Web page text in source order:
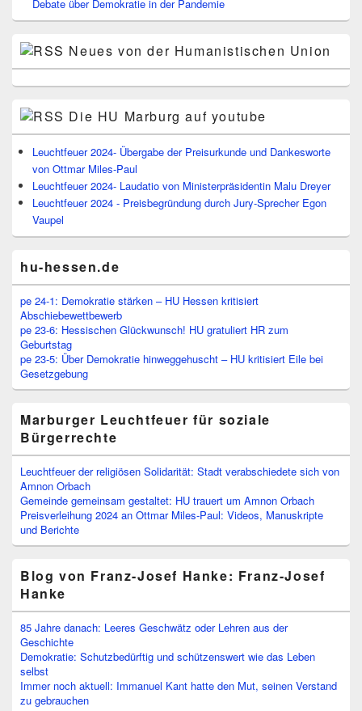
Debate über Demokratie in der Pandemie
Neues von der Humanistischen Union
Die HU Marburg auf youtube
Leuchtfeuer 2024- Übergabe der Preisurkunde und Dankesworte
von Ottmar Miles-Paul
Leuchtfeuer 2024- Laudatio von Ministerpräsidentin Malu Dreyer
Leuchtfeuer 2024 - Preisbegründung durch Jury-Sprecher Egon
Vaupel
hu-hessen.de
pe 24-1: Demokratie stärken – HU Hessen kritisiert
Abschiebewettbewerb
pe 23-6: Hessischen Glückwunsch! HU gratuliert HR zum
Geburtstag
pe 23-5: Über Demokratie hinweggehuscht – HU kritisiert Eile bei
Gesetzgebung
Marburger Leuchtfeuer für soziale
Bürgerrechte
Leuchtfeuer der religiösen Solidarität: Stadt verabschiedete sich von
Amnon Orbach
Gemeinde gemeinsam gestaltet: HU trauert um Amnon Orbach
Preisverleihung 2024 an Ottmar Miles-Paul: Videos, Manuskripte
und Berichte
Blog von Franz-Josef Hanke: Franz-Josef
Hanke
85 Jahre danach: Leeres Geschwätz oder Lehren aus der
Geschichte
Demokratie: Schutzbedürftig und schützenswert wie das Leben
selbst
Immer noch aktuell: Immanuel Kant hatte den Mut, seinen Verstand
zu gebrauchen